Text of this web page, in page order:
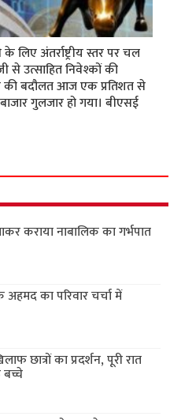
अंतर्राष्ट्रीय स्तर पर चल
से उत्साहित निवेश्कों की
की बदौलत आज एक प्रतिशत से
गुलजार हो गया। बीएसई
कराया नाबालिक का गर्भपात
का परिवार चर्चा में
छात्रों का प्रदर्शन, पूरी रात